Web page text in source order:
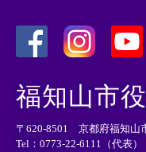
外
部
リ
ン
ク
外
リ
ン
ク
外
部
ン
ク
福知山市
〒620-8501 京都府福知山
Tel：0773-22-6111（代表）